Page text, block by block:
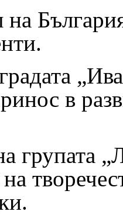
в
групата